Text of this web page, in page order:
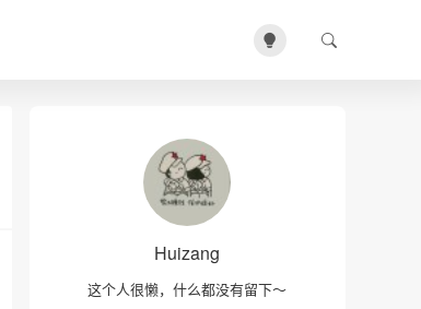
Huizang
这个人很懒，什么都没有留下～